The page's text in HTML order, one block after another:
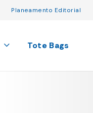
Planeamento Editorial
Tote Bags